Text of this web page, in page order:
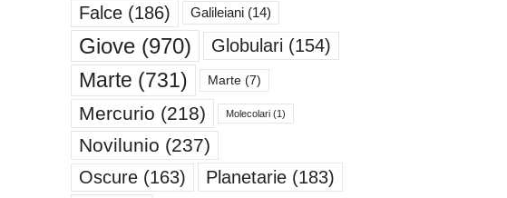
Falce(186) Galileiani(14)
Giove(970) Globulari (154)
Marte (731) Marte(7)
Mercurio (218) Molecolari(1)
Novilunio (237)
Oscure(163) Planetarie(183)